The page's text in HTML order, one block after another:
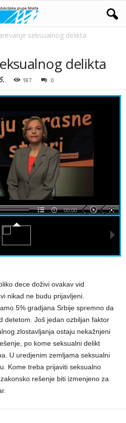
seksualnog delikta
delikta
187 0
00:00
dece doživi ovakav vid
nikad ne budu prijavljeni.
5% gradjana Srbije spremno da
detetom. Još jedan ozbiljan faktor
zlostavljanja ostaju nekažnjeni
po kome seksualni delikt
U uredjenim zemljama seksualni
Kome treba prijaviti seksualno
rešenje biti izmenjeno za